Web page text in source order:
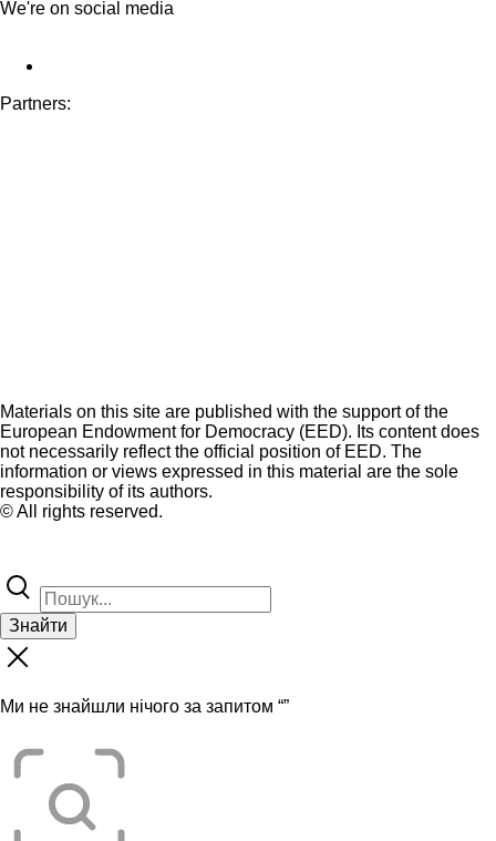
We're on social media
Partners:
Materials on this site are published with the support of the
European Endowment for Democracy (EED). Its content does
not necessarily reflect the official position of EED. The
information or views expressed in this material are the sole
responsibility of its authors.
© All rights reserved.
Знайти
Ми не знайшли нічого за запитом “”